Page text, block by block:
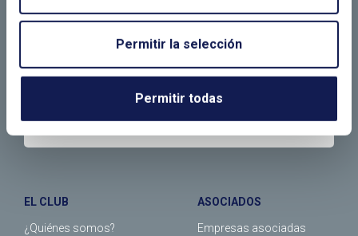
Permitir la selección
Permitir todas
FORMULARIO
EL CLUB
¿Quiénes somos?
ASOCIADOS
Empresas asociadas